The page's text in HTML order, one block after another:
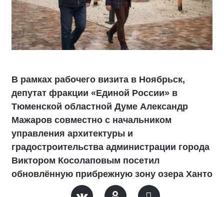
В рамках рабочего визита в Ноябрьск,
депутат фракции «Единой России» в
Тюменской областной Думе Александр
Мажаров совместно с начальником
управления архитектуры и
градостроительства администрации города
Виктором Косолаповым посетил
обновлённую прибрежную зону озера Ханто